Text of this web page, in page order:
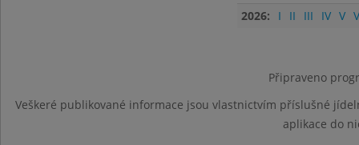
2026:
I II III IV V
Připraveno
Veškeré publikované informace jsou vlastnictvím příslušné
aplikace do